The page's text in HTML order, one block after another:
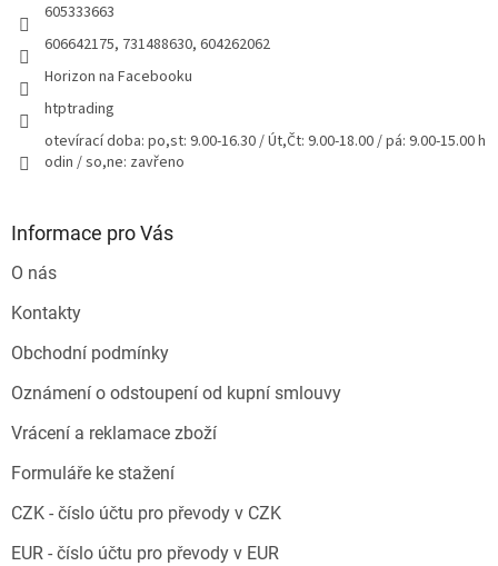
605333663
606642175, 731488630, 604262062
Horizon na Facebooku
htptrading
otevírací doba: po,st: 9.00-16.30 / Út,Čt: 9.00-18.00 / pá: 9.00-15.00 h
odin / so,ne: zavřeno
Informace pro Vás
O nás
Kontakty
Obchodní podmínky
Oznámení o odstoupení od kupní smlouvy
Vrácení a reklamace zboží
Formuláře ke stažení
CZK - číslo účtu pro převody v CZK
EUR - číslo účtu pro převody v EUR